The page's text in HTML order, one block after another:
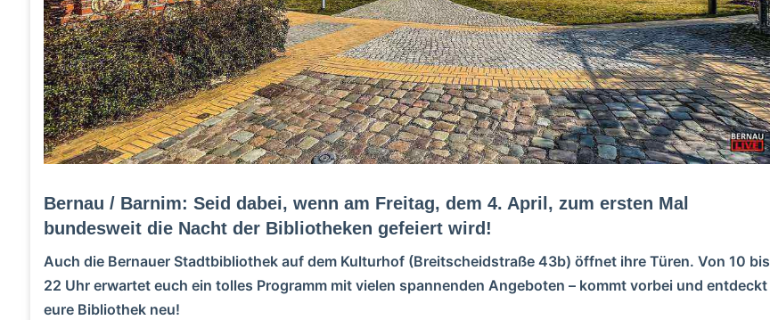
Bernau / Barnim: Seid dabei, wenn am Freitag, dem 4. April, zum ersten Mal
bundesweit die Nacht der Bibliotheken gefeiert wird!
Auch die Bernauer Stadtbibliothek auf dem Kulturhof (Breitscheidstraße 43b) öffnet ihre Türen. Von 10 bis
22 Uhr erwartet euch ein tolles Programm mit vielen spannenden Angeboten – kommt vorbei und entdeckt
eure Bibliothek neu!